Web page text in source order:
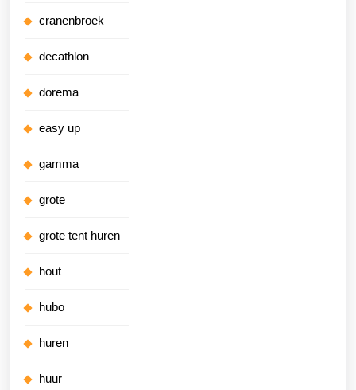
cranenbroek
decathlon
dorema
easy up
gamma
grote
grote tent huren
hout
hubo
huren
huur